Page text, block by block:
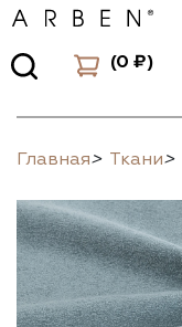
(0 ₽)
Главная> Ткани>